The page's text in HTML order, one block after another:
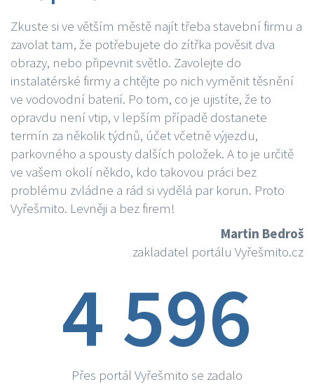
Zkuste si ve větším městě najít třeba stavební firmu a
zavolat tam, že potřebujete do zítřka pověsit dva
obrazy, nebo připevnit světlo. Zavolejte do
instalatérské firmy a chtějte po nich vyměnit těsnění
ve vodovodní baterií. Po tom, co je ujistíte, že to
opravdu není vtip, v lepším případě dostanete
termín za několik týdnů, účet včetně výjezdu,
parkovného a spousty dalších položek. A to je určitě
ve vašem okolí někdo, kdo takovou práci bez
problému zvládne a rád si vydělá par korun. Proto
Vyřešmito. Levněji a bez firem!
Martin Bedroš
zakladatel portálu Vyřešmito.cz
4 596
Přes portál Vyřešmito se zadalo